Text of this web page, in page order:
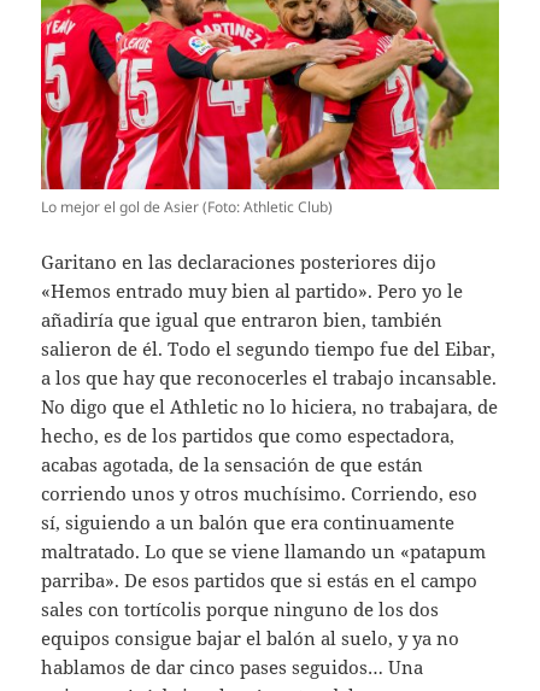
Lo mejor el gol de Asier (Foto: Athletic Club)
Garitano en las declaraciones posteriores dijo
«Hemos entrado muy bien al partido». Pero yo le
añadiría que igual que entraron bien, también
salieron de él. Todo el segundo tiempo fue del Eibar,
a los que hay que reconocerles el trabajo incansable.
No digo que el Athletic no lo hiciera, no trabajara, de
hecho, es de los partidos que como espectadora,
acabas agotada, de la sensación de que están
corriendo unos y otros muchísimo. Corriendo, eso
sí, siguiendo a un balón que era continuamente
maltratado. Lo que se viene llamando un «patapum
parriba». De esos partidos que si estás en el campo
sales con tortícolis porque ninguno de los dos
equipos consigue bajar el balón al suelo, y ya no
hablamos de dar cinco pases seguidos… Una